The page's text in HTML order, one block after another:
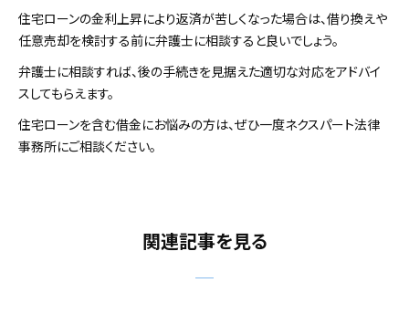
住宅ローンの金利上昇により返済が苦しくなった場合は、借り換えや
任意売却を検討する前に弁護士に相談すると良いでしょう。
弁護士に相談すれば、後の手続きを見据えた適切な対応をアドバイ
スしてもらえます。
住宅ローンを含む借金にお悩みの方は、ぜひ一度ネクスパート法律
事務所にご相談ください。
関連記事を見る